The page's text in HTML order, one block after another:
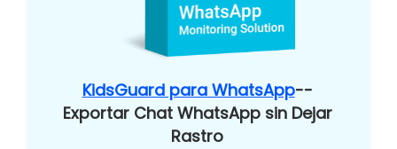
KidsGuard para WhatsApp--
Exportar Chat WhatsApp sin Dejar
Rastro